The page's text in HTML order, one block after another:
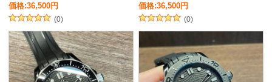
価格:36,500円
(0)
価格:36,500円
(0)